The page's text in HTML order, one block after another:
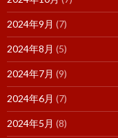
2024年9月 (7)
2024年8月 (5)
2024年7月 (9)
2024年6月 (7)
2024年5月 (8)